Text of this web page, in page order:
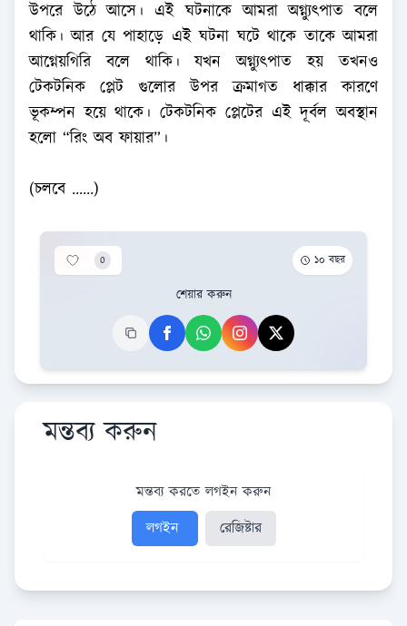
উপরে উঠে আসে। এই ঘটনাকে আমরা অগ্ন্যুৎপাত বলে
থাকি। আর যে পাহাড়ে এই ঘটনা ঘটে থাকে তাকে আমরা
আগ্নেয়গিরি বলে থাকি। যখন অগ্ন্যুৎপাত হয় তখনও
টেকটনিক প্লেট গুলোর উপর ক্রমাগত ধাক্কার কারণে
ভূকম্পন হয়ে থাকে। টেকটনিক প্লেটের এই দূর্বল অবস্থান
হলো “রিং অব ফায়ার”।
(চলবে ......)
0 ১০ বছর
শেয়ার করুন
মন্তব্য করুন
মন্তব্য করতে লগইন করুন
লগইন
রেজিষ্টার